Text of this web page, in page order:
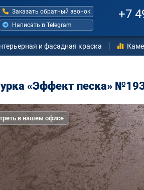
и фасадная краска
+7
Заказать обратный звонок
Написать в Telegram
«Эффект песка»
в нашем офисе